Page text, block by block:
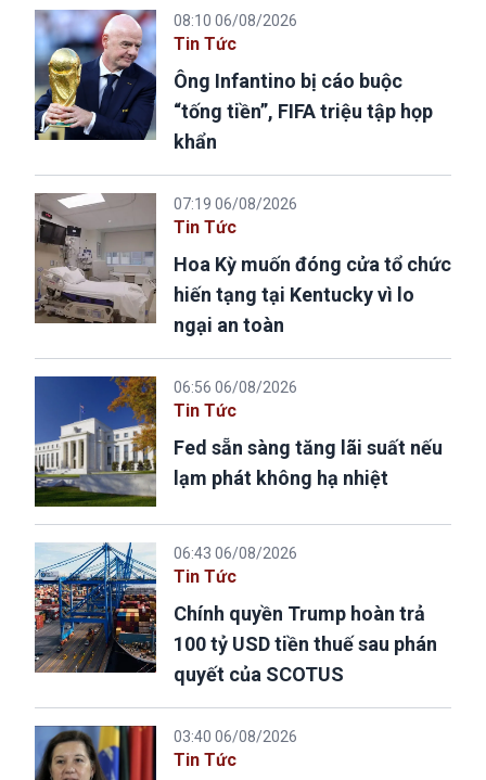
08:10 06/08/2026
Tin Tức
Ông Infantino bị cáo buộc
“tống tiền”, FIFA triệu tập họp
khẩn
07:19 06/08/2026
Tin Tức
Hoa Kỳ muốn đóng cửa tổ chức
hiến tạng tại Kentucky vì lo
ngại an toàn
06:56 06/08/2026
Tin Tức
Fed sẵn sàng tăng lãi suất nếu
lạm phát không hạ nhiệt
06:43 06/08/2026
Tin Tức
Chính quyền Trump hoàn trả
100 tỷ USD tiền thuế sau phán
quyết của SCOTUS
03:40 06/08/2026
Tin Tức